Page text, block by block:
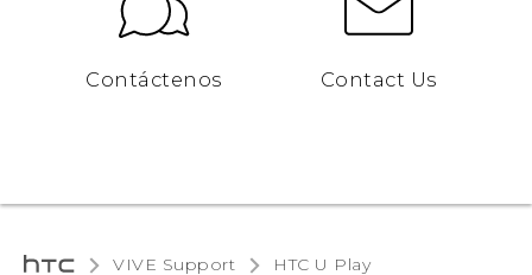
Contáctenos Contact Us
VIVE Support HTC U Play‎